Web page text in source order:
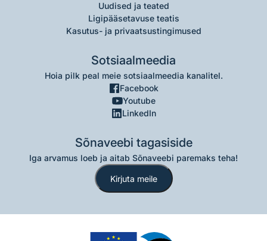
Uudised ja teated
Ligipääsetavuse teatis
Kasutus- ja privaatsustingimused
Sotsiaalmeedia
Hoia pilk peal meie sotsiaalmeedia kanalitel.
Facebook
Youtube
LinkedIn
Sõnaveebi tagasiside
Iga arvamus loeb ja aitab Sõnaveebi paremaks teha!
Kirjuta meile